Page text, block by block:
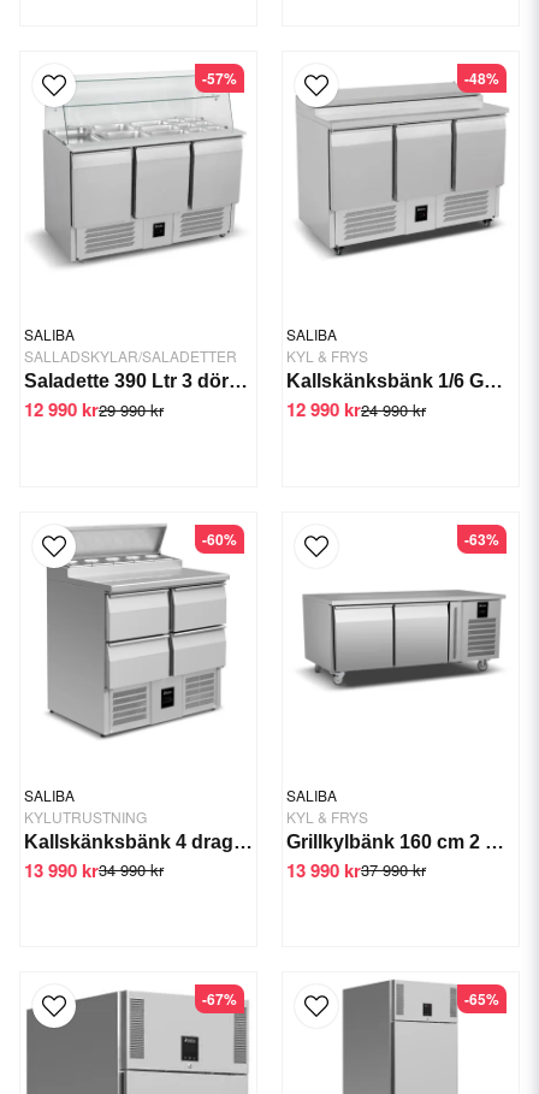
SALIBA
SALLADSKYLAR/SALADETTER
Saladette 390 Ltr 3 dörrar Glasöverdel
29 990 kr
12 990 kr
-57%
SALIBA
KYL & FRYS
Kallskänksbänk 1/6 GN 3 dörrar PS300
24 990 kr
12 990 kr
-48%
SALIBA
KYLUTRUSTNING
Kallskänksbänk 4 draglådor +2/+6 °C
34 990 kr
13 990 kr
-60%
SALIBA
KYL & FRYS
Grillkylbänk 160 cm 2 draglådor -2/+6 °C
37 990 kr
13 990 kr
-63%
-67% -65%